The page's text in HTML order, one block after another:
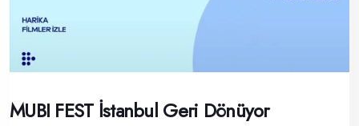
MUBI FEST İstanbul Geri Dönüyor